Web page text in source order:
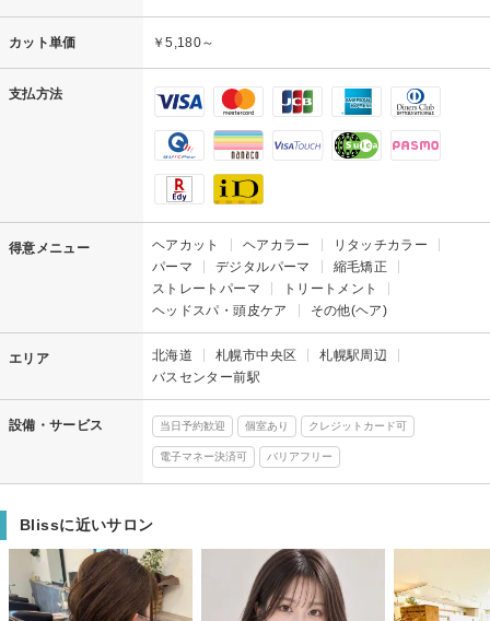
カット単価 ￥5,180～
支払方法
得意メニュー ヘアカット ヘアカラー
リタッチカラー
パーマ
デジタルパーマ
縮毛矯正
ストレートパーマ
トリートメント
ヘッドスパ・頭皮ケア
その他(ヘア)
エリア 北海道 札幌市中央区
札幌駅周辺
バスセンター前駅
設備・サービス 当日予約歓迎 個室あり クレジットカード可
電子マネー決済可 バリアフリー
Blissに近いサロン